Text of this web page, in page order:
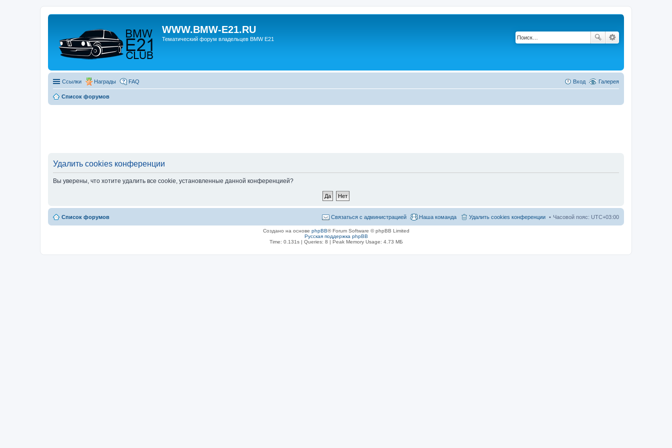
WWW.BMW-E21.RU
Тематический форум владельцев BMW E21
Ссылки Награды Галерея
FAQ Вход
Список форумов
Удалить cookies конференции
Вы уверены, что хотите удалить все cookie, установленные данной конференцией?
Список форумов Часовой пояс: UTC+03:00
Удалить cookies конференции
Наша команда
Связаться с администрацией
Создано на основе phpBB® Forum Software © phpBB Limited
Русская поддержка phpBB
Time: 0.131s| Queries: 8 | Peak Memory Usage: 4.73 МБ